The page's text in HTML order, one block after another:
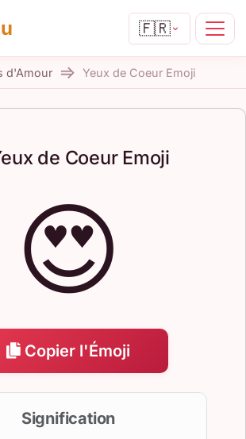
🇫🇷
d'Amour Yeux de Coeur Emoji
de Coeur Emoji
😍
Copier l'Émoji
Signification